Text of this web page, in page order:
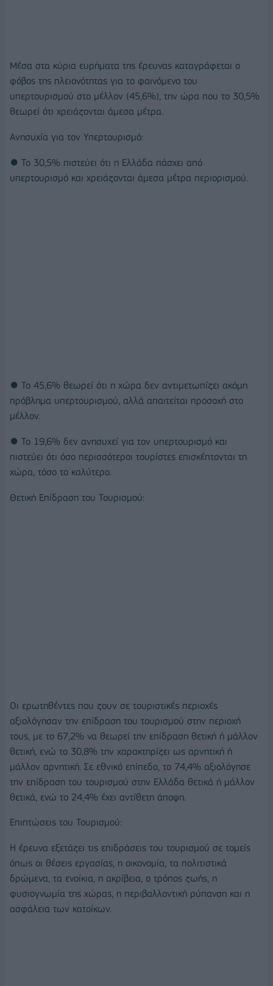
Μέσα στα κύρια ευρήματα της έρευνας καταγράφεται ο
φόβος της πλειονότητας για το φαινόμενο του
υπερτουρισμού στο μέλλον (45,6%), την ώρα που το 30,5%
θεωρεί ότι χρειάζονται άμεσα μέτρα.
Ανησυχία για τον Υπερτουρισμό:
● Το 30,5% πιστεύει ότι η Ελλάδα πάσχει από
υπερτουρισμό και χρειάζονται άμεσα μέτρα περιορισμού.
● Το 45,6% θεωρεί ότι η χώρα δεν αντιμετωπίζει ακόμη
πρόβλημα υπερτουρισμού, αλλά απαιτείται προσοχή στο
μέλλον.
● Το 19,6% δεν ανησυχεί για τον υπερτουρισμό και
πιστεύει ότι όσο περισσότεροι τουρίστες επισκέπτονται τη
χώρα, τόσο το καλύτερο.
Θετική Επίδραση του Τουρισμού:
Οι ερωτηθέντες που ζουν σε τουριστικές περιοχές
αξιολόγησαν την επίδραση του τουρισμού στην περιοχή
τους, με το 67,2% να θεωρεί την επίδραση θετική ή μάλλον
θετική, ενώ το 30,8% την χαρακτηρίζει ως αρνητική ή
μάλλον αρνητική. Σε εθνικό επίπεδο, το 74,4% αξιολόγησε
την επίδραση του τουρισμού στην Ελλάδα θετικά ή μάλλον
θετικά, ενώ το 24,4% έχει αντίθετη άποψη.
Επιπτώσεις του Τουρισμού:
Η έρευνα εξετάζει τις επιδράσεις του τουρισμού σε τομείς
όπως οι θέσεις εργασίας, η οικονομία, τα πολιτιστικά
δρώμενα, τα ενοίκια, η ακρίβεια, ο τρόπος ζωής, η
φυσιογνωμία της χώρας, η περιβαλλοντική ρύπανση και η
ασφάλεια των κατοίκων.